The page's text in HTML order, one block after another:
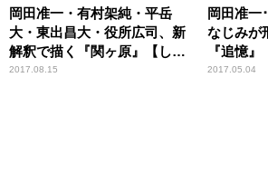
岡田准一・有村架純・平岳
大・東出昌大・役所広司、新
解釈で描く『関ヶ原』【しゃ
ベルシネマ by 八雲ふみね・第
2017.08.15
岡田准一
なじみが
『追憶
八雲ふみ
2017.05.04